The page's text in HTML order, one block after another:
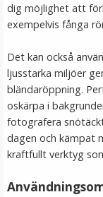
Step Up Ring
dig möjlighet att
exempelvis fånga
Det kan också
ljusstarka miljöer
bländaröppning.
oskärpa i
fotografera
dagen och kämpat
kraftfullt verktyg